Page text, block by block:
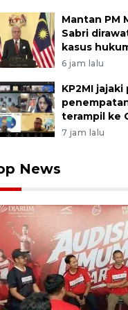
Mantan PM
Sabri
kasus
6 jam lalu
KP2MI
terampil ke
7 jam lalu
News